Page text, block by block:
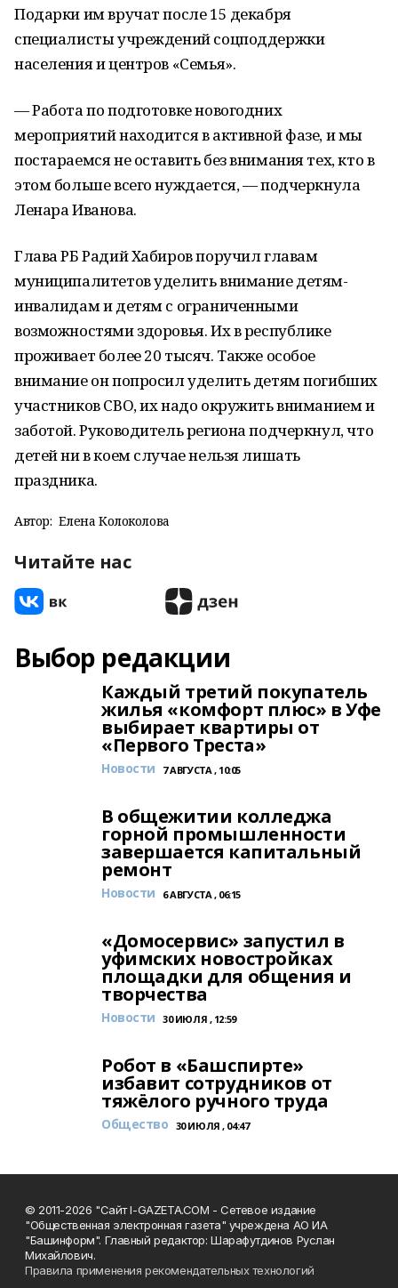
Подарки им вручат после 15 декабря
специалисты учреждений соцподдержки
населения и центров «Семья».
— Работа по подготовке новогодних
мероприятий находится в активной фазе, и мы
постараемся не оставить без внимания тех, кто в
этом больше всего нуждается, — подчеркнула
Ленара Иванова.
Глава РБ Радий Хабиров поручил главам
муниципалитетов уделить внимание детям-
инвалидам и детям с ограниченными
возможностями здоровья. Их в республике
проживает более 20 тысяч. Также особое
внимание он попросил уделить детям погибших
участников СВО, их надо окружить вниманием и
заботой. Руководитель региона подчеркнул, что
детей ни в коем случае нельзя лишать
праздника.
Автор: Елена Колоколова
Читайте нас
Выбор редакции
Каждый третий покупатель
жилья «комфорт плюс» в Уфе
выбирает квартиры от
«Первого Треста»
Новости 7 АВГУСТА , 10:05
В общежитии колледжа
горной промышленности
завершается капитальный
ремонт
Новости 6 АВГУСТА , 06:15
«Домосервис» запустил в
уфимских новостройках
площадки для общения и
творчества
Новости 30 ИЮЛЯ , 12:59
Робот в «Башспирте»
избавит сотрудников от
тяжёлого ручного труда
Общество 30 ИЮЛЯ , 04:47
© 2011-2026 "Сайт I-GAZETA.COM - Сетевое издание
"Общественная электронная газета" учреждена АО ИА
"Башинформ". Главный редактор: Шарафутдинов Руслан
Михайлович.
Правила применения рекомендательных технологий